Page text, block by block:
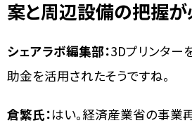
案と周辺設備の把握
シェアラボ編集部：3Dプリンター
助金を活用されたそうですね。
倉繁氏：はい。経済産業省の事業